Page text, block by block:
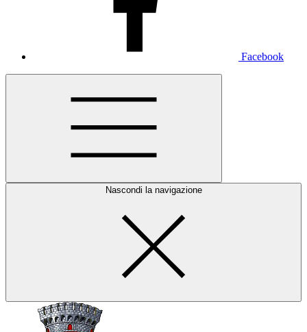
Facebook
Nascondi la navigazione